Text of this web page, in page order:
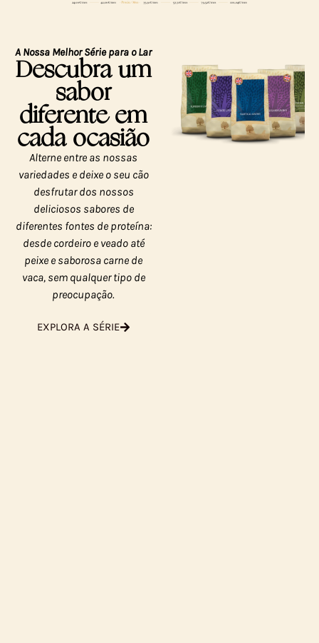
A Nossa Melhor Série para o Lar
Descubra um
sabor
diferente em
cada ocasião
Alterne entre as nossas
variedades e deixe o seu cão
desfrutar dos nossos
deliciosos sabores de
diferentes fontes de proteína:
desde cordeiro e veado até
peixe e saborosa carne de
vaca, sem qualquer tipo de
preocupação.
EXPLORA A SÉRIE